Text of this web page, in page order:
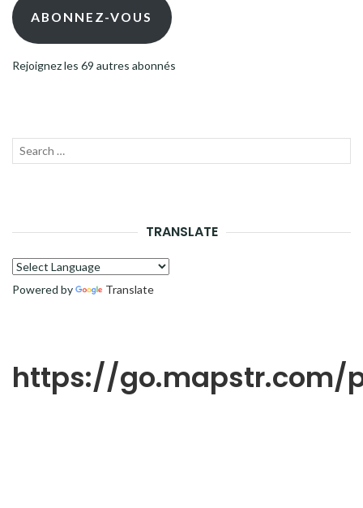
mail ABONNEZ-VOUS
Rejoignez les 69 autres abonnés
Recherche
TRANSLATE
Powered by Translate
https://go.mapstr.com/